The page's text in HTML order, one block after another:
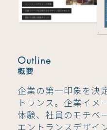
Outline
概要
企業の第一印象を決
トランス。企業イメ
体験、社員のモチベ
エントランスデザイ